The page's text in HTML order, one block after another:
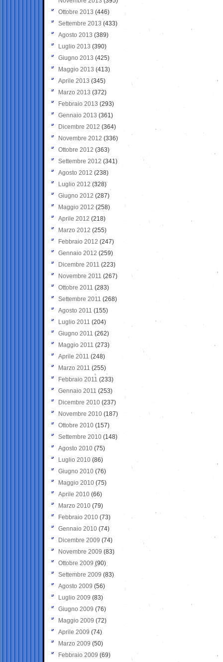
Ottobre 2013 (446)
Settembre 2013 (433)
Agosto 2013 (389)
Luglio 2013 (390)
Giugno 2013 (425)
Maggio 2013 (413)
Aprile 2013 (345)
Marzo 2013 (372)
Febbraio 2013 (293)
Gennaio 2013 (361)
Dicembre 2012 (364)
Novembre 2012 (336)
Ottobre 2012 (363)
Settembre 2012 (341)
Agosto 2012 (238)
Luglio 2012 (328)
Giugno 2012 (287)
Maggio 2012 (258)
Aprile 2012 (218)
Marzo 2012 (255)
Febbraio 2012 (247)
Gennaio 2012 (259)
Dicembre 2011 (223)
Novembre 2011 (267)
Ottobre 2011 (283)
Settembre 2011 (268)
Agosto 2011 (155)
Luglio 2011 (204)
Giugno 2011 (262)
Maggio 2011 (273)
Aprile 2011 (248)
Marzo 2011 (255)
Febbraio 2011 (233)
Gennaio 2011 (253)
Dicembre 2010 (237)
Novembre 2010 (187)
Ottobre 2010 (157)
Settembre 2010 (148)
Agosto 2010 (75)
Luglio 2010 (86)
Giugno 2010 (76)
Maggio 2010 (75)
Aprile 2010 (66)
Marzo 2010 (79)
Febbraio 2010 (73)
Gennaio 2010 (74)
Dicembre 2009 (74)
Novembre 2009 (83)
Ottobre 2009 (90)
Settembre 2009 (83)
Agosto 2009 (56)
Luglio 2009 (83)
Giugno 2009 (76)
Maggio 2009 (72)
Aprile 2009 (74)
Marzo 2009 (50)
Febbraio 2009 (69)